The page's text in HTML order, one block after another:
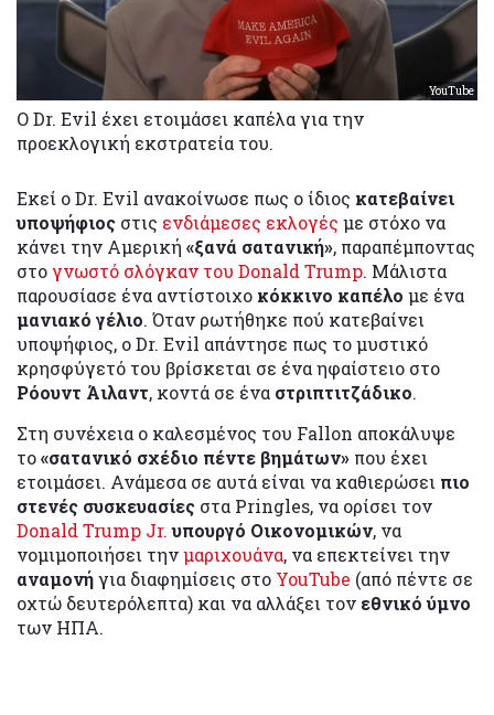
YouTube
O Dr. Evil έχει ετοιμάσει καπέλα για την
προεκλογική εκστρατεία του.
Εκεί ο Dr. Evil ανακοίνωσε πως ο ίδιος κατεβαίνει
υποψήφιος στις ενδιάμεσες εκλογές με στόχο να
κάνει την Αμερική «ξανά σατανική», παραπέμποντας
στογνωστό σλόγκαν του Donald Trump. Μάλιστα
παρουσίασε ένα αντίστοιχο κόκκινο καπέλο με ένα
μανιακό γέλιο. Όταν ρωτήθηκε πού κατεβαίνει
υποψήφιος, ο Dr. Evil απάντησε πως το μυστικό
κρησφύγετό του βρίσκεται σε ένα ηφαίστειο στο
Ρόουντ Άιλαντ, κοντά σε ένα στριπτιτζάδικο.
Στη συνέχεια ο καλεσμένος του Fallon αποκάλυψε
το«σατανικό σχέδιο πέντε βημάτων» που έχει
ετοιμάσει. Ανάμεσα σε αυτά είναι να καθιερώσει πιο
στενές συσκευασίες στα Pringles, να ορίσει τον
Donald Trump Jr. υπουργό Οικονομικών, να
νομιμοποιήσει τηνμαριχουάνα, να επεκτείνει την
αναμονήγια διαφημίσεις στο YouTube (από πέντε σε
οχτώ δευτερόλεπτα) και να αλλάξει τον εθνικό ύμνο
των ΗΠΑ.